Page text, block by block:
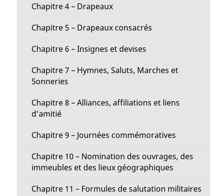
Chapitre 4 – Drapeaux
Chapitre 5 – Drapeaux consacrés
Chapitre 6 – Insignes et devises
Chapitre 7 – Hymnes, Saluts, Marches et
Sonneries
Chapitre 8 – Alliances, affiliations et liens
d’amitié
Chapitre 9 – Journées commémoratives
Chapitre 10 – Nomination des ouvrages, des
immeubles et des lieux géographiques
Chapitre 11 – Formules de salutation militaires